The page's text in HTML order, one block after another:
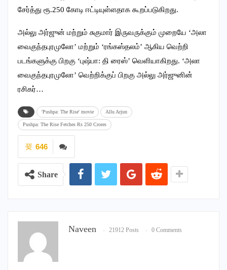
சேர்த்து ரூ.250 கோடி ஈட்டியுள்ளதாக கூறப்படுகிறது.
அல்லு அர்ஜுன் மற்றும் சுகுமார் இருவருக்கும் முறையே ‘அலா
வைகுந்தபுரமுலோ’ மற்றும் ‘ரங்கஸ்தலம்’ ஆகிய வெற்றி
படங்களுக்கு பிறகு ‘புஷ்பா: தி ரைஸ்’ வெளியாகிறது. ‘அலா
வைகுந்தபுரமுலோ’ வெற்றிக்குப் பிறகு அல்லு அர்ஜுனின்
ரசிகர்…
'Pushpa: The Rise' movie Allu Arjun
Pushpa: The Rise Fetches Rs 250 Crores
646
Share
Naveen 21912 Posts 0 Comments